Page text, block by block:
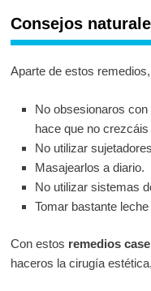
Consejos
Aparte de estos
No obsesionaros
hace que no crezcáis
No utilizar
Masajearlos a diario.
No utilizar sistemas
Tomar bastante
Con estos remedios
haceros la cirugía